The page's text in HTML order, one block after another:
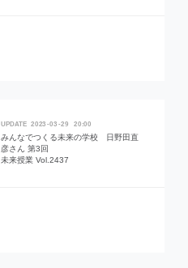
2023 03 29 20:00
みんなでつくる未来の学校 日野田直
彦さん 第3回
未来授業 Vol.2437